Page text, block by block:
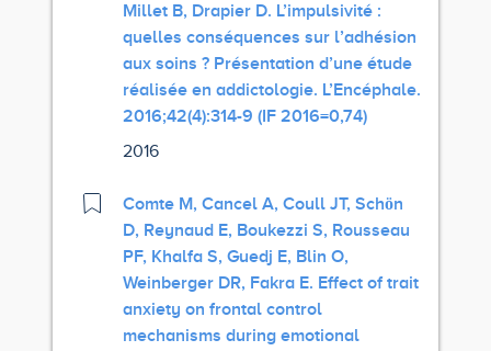
Millet B, Drapier D. L’impulsivité :
quelles conséquences sur l’adhésion
aux soins ? Présentation d’une étude
réalisée en addictologie. L’Encéphale.
2016;42(4):314-9 (IF 2016=0,74)
2016
Comte M, Cancel A, Coull JT, Schön
D, Reynaud E, Boukezzi S, Rousseau
PF, Khalfa S, Guedj E, Blin O,
Weinberger DR, Fakra E. Effect of trait
anxiety on frontal control
mechanisms during emotional